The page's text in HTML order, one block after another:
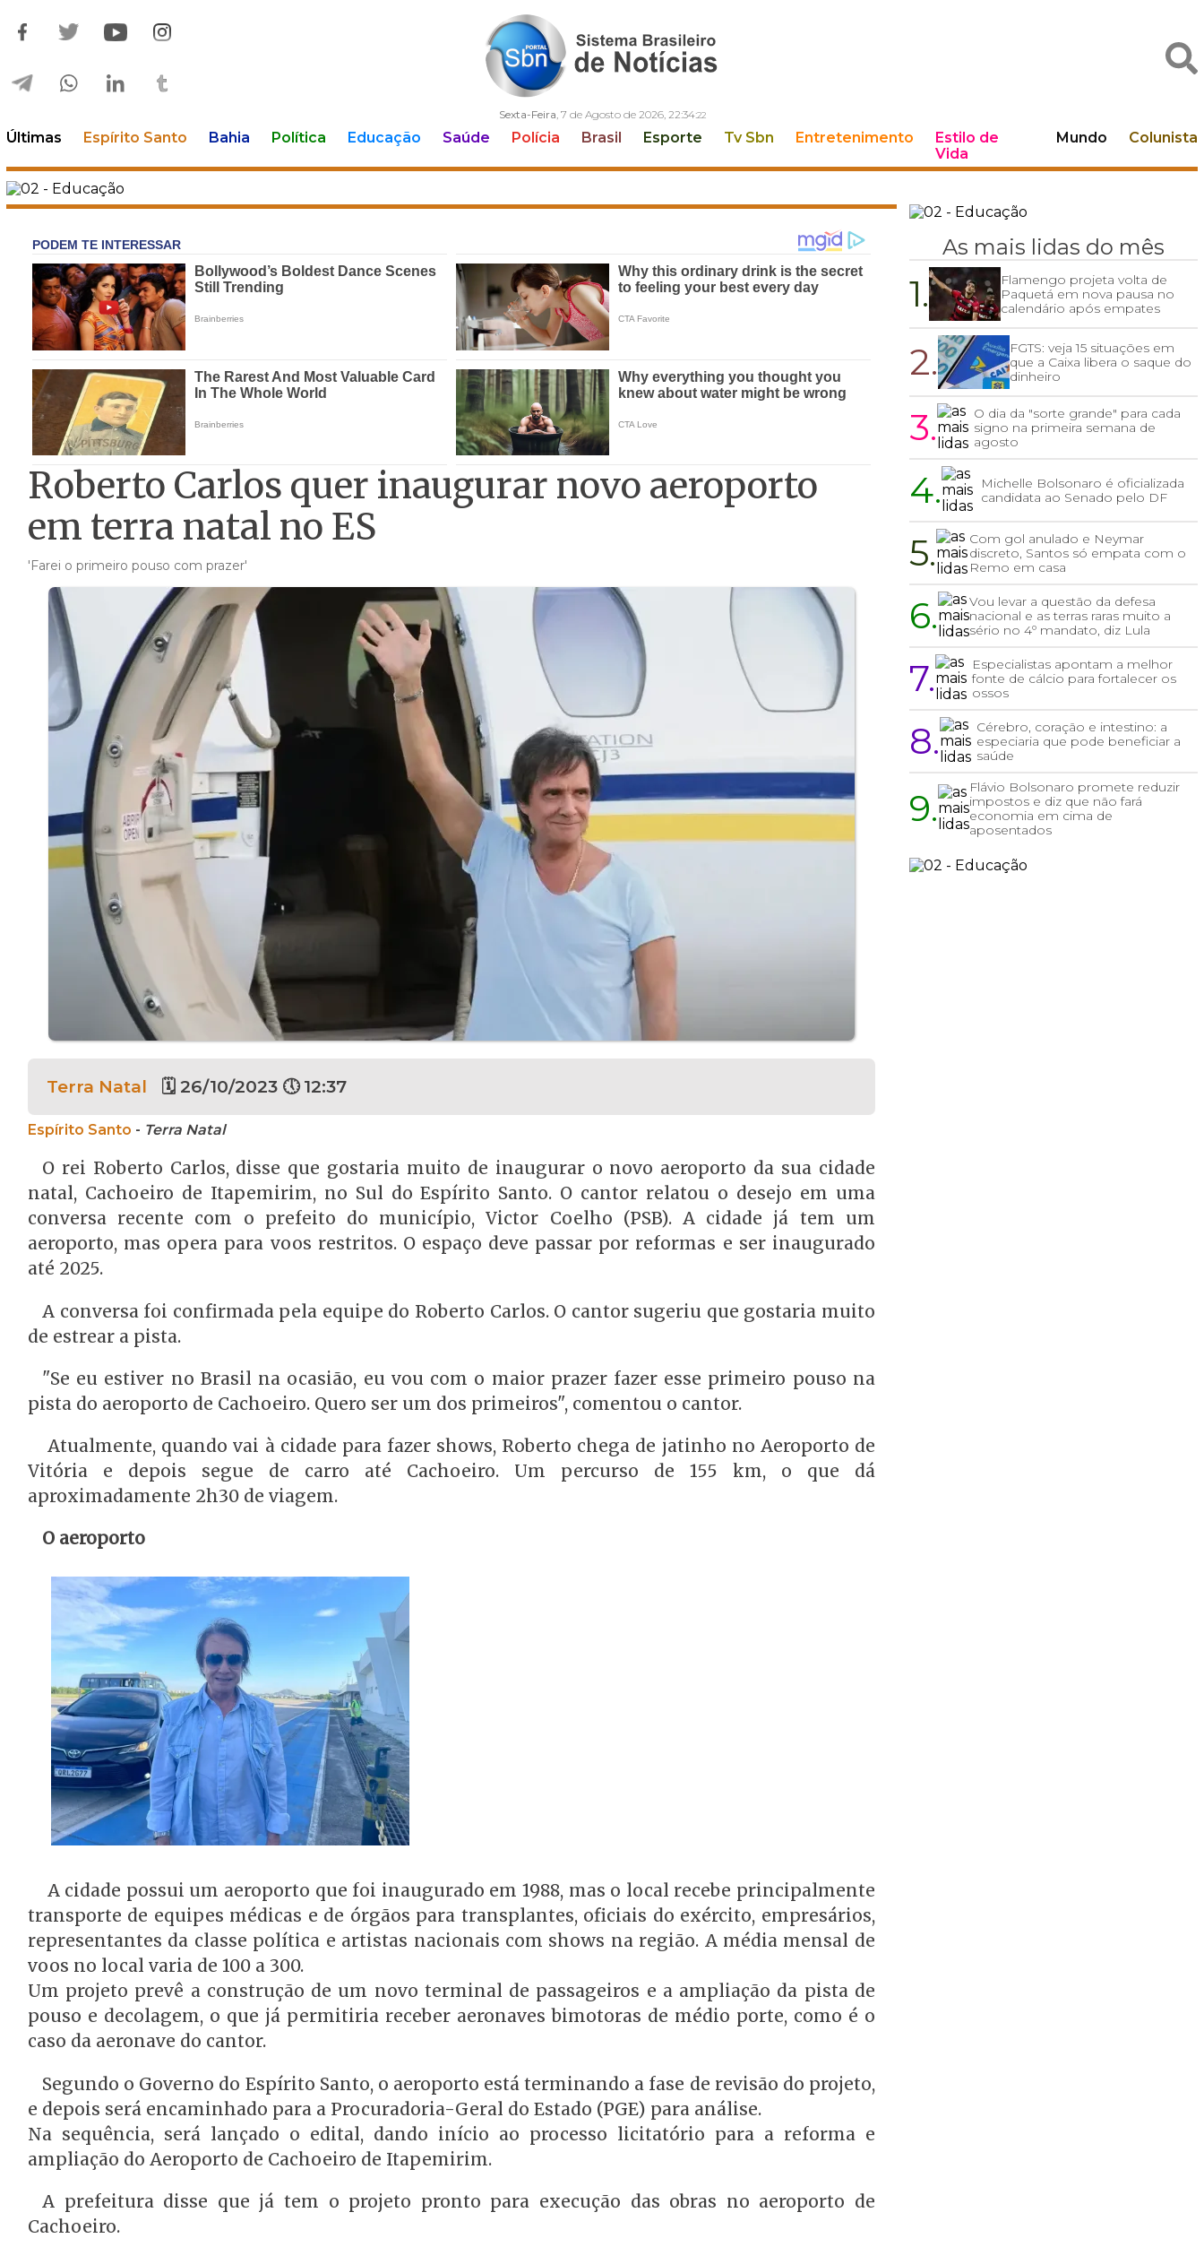
Sexta-Feira, 7 de Agosto de 2026, 22:34:23
Últimas Espírito Santo Bahia Política Educação Saúde Polícia Brasil Esporte Tv Sbn Entretenimento
Estilo de
Vida
Mundo Colunista
Roberto Carlos quer inaugurar novo aeroporto
em terra natal no ES
'Farei o primeiro pouso com prazer'
Terra Natal 🗓 26/10/2023 🕔 12:37
Espírito Santo - Terra Natal
O rei Roberto Carlos, disse que gostaria muito de inaugurar o novo aeroporto da sua cidade
natal, Cachoeiro de Itapemirim, no Sul do Espírito Santo. O cantor relatou o desejo em uma
conversa recente com o prefeito do município, Victor Coelho (PSB). A cidade já tem um
aeroporto, mas opera para voos restritos. O espaço deve passar por reformas e ser inaugurado
até 2025.
A conversa foi confirmada pela equipe do Roberto Carlos. O cantor sugeriu que gostaria muito
de estrear a pista.
"Se eu estiver no Brasil na ocasião, eu vou com o maior prazer fazer esse primeiro pouso na
pista do aeroporto de Cachoeiro. Quero ser um dos primeiros", comentou o cantor.
Atualmente, quando vai à cidade para fazer shows, Roberto chega de jatinho no Aeroporto de
Vitória e depois segue de carro até Cachoeiro. Um percurso de 155 km, o que dá
aproximadamente 2h30 de viagem.
O aeroporto
A cidade possui um aeroporto que foi inaugurado em 1988, mas o local recebe principalmente
transporte de equipes médicas e de órgãos para transplantes, oficiais do exército, empresários,
representantes da classe política e artistas nacionais com shows na região. A média mensal de
voos no local varia de 100 a 300.
Um projeto prevê a construção de um novo terminal de passageiros e a ampliação da pista de
pouso e decolagem, o que já permitiria receber aeronaves bimotoras de médio porte, como é o
caso da aeronave do cantor.
Segundo o Governo do Espírito Santo, o aeroporto está terminando a fase de revisão do projeto,
e depois será encaminhado para a Procuradoria-Geral do Estado (PGE) para análise.
Na sequência, será lançado o edital, dando início ao processo licitatório para a reforma e
ampliação do Aeroporto de Cachoeiro de Itapemirim.
A prefeitura disse que já tem o projeto pronto para execução das obras no aeroporto de
Cachoeiro.
As mais lidas do mês
1.
Flamengo projeta volta de
Paquetá em nova pausa no
calendário após empates
2.
FGTS: veja 15 situações em
que a Caixa libera o saque do
dinheiro
3.
O dia da "sorte grande" para cada
signo na primeira semana de
agosto
4.
Michelle Bolsonaro é oficializada
candidata ao Senado pelo DF
5.
Com gol anulado e Neymar
discreto, Santos só empata com o
Remo em casa
6.
Vou levar a questão da defesa
nacional e as terras raras muito a
sério no 4º mandato, diz Lula
7.
Especialistas apontam a melhor
fonte de cálcio para fortalecer os
ossos
8.
Cérebro, coração e intestino: a
especiaria que pode beneficiar a
saúde
9.
Flávio Bolsonaro promete reduzir
impostos e diz que não fará
economia em cima de
aposentados